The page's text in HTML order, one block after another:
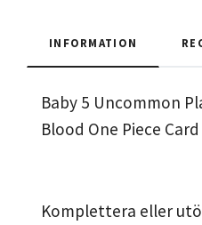
INFORMATION
Baby 5 Uncommon
Blood One Piece Card
Komplettera eller